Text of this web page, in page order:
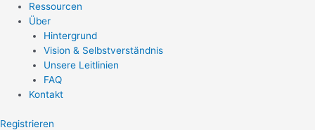
Ressourcen
Über
Hintergrund
Vision & Selbstverständnis
Unsere Leitlinien
FAQ
Kontakt
Registrieren